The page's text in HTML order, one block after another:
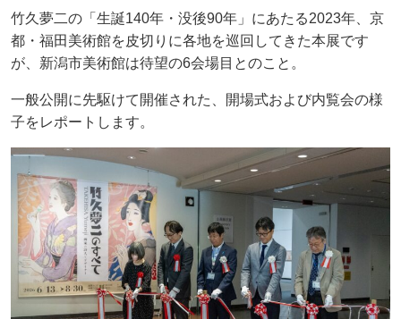
竹久夢二の「生誕140年・没後90年」にあたる2023年、京
都・福田美術館を皮切りに各地を巡回してきた本展です
が、新潟市美術館は待望の6会場目とのこと。
一般公開に先駆けて開催された、開場式および内覧会の様
子をレポートします。